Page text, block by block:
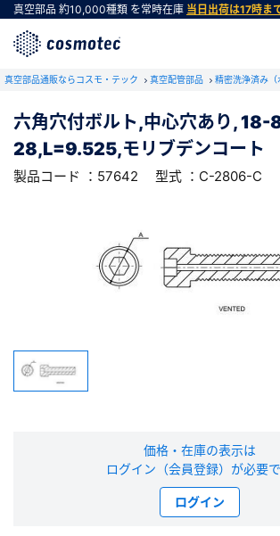
真空部品 約10,000種類 を常時在庫 当日出荷は17時ま
真空部品通販ならコスモ・テック 真空配管部品 精密洗浄済み（
六角穴付ボルト,中心穴あり,
28,L=9.525,モリブデンコート
製品コード ：57642 型式 ：C-2806-C
価格・在庫の表示は
ログイン（会員登録）が必要
ログイン
RoHS2適合報告書のダウン
下記製品のRoHS2適合報告書のダウンロー
六角穴付ボルト,中心穴あり, 18-8,1/4-
28,L=9.525,モリブデンコート
型式 ：C-2806-C 製品コード ：57642
会社・学校・研究機関名
会員登録がお済みでない
会員登録をすれば、便利な機能がご
※新規会員登録をお申し込み頂いてから本登録となるまで、
があります。また当社の判断によりお断りする場合がありま